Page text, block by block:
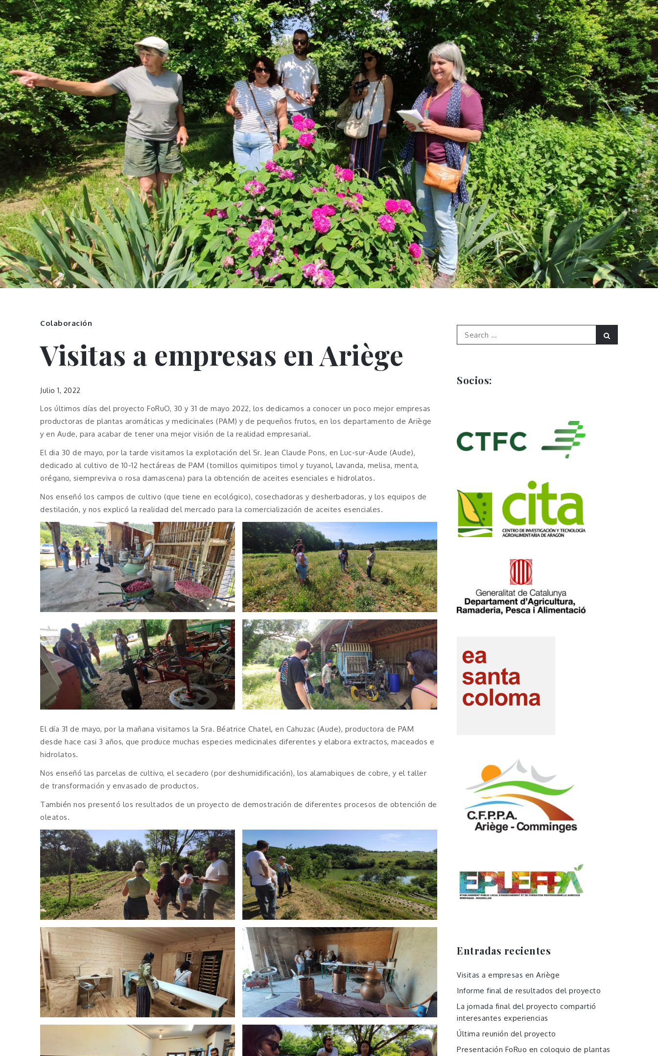
Colaboración
Visitas a empresas en Ariège
Julio 1, 2022
Los últimos días del proyecto FoRuO, 30 y 31 de mayo 2022, los dedicamos a conocer un poco mejor empresas
productoras de plantas aromáticas y medicinales (PAM) y de pequeños frutos, en los departamento de Ariège
y en Aude, para acabar de tener una mejor visión de la realidad empresarial.
El dia 30 de mayo, por la tarde visitamos la explotación del Sr. Jean Claude Pons, en Luc-sur-Aude (Aude),
dedicado al cultivo de 10-12 hectáreas de PAM (tomillos quimitipos timol y tuyanol, lavanda, melisa, menta,
orégano, siempreviva o rosa damascena) para la obtención de aceites esenciales e hidrolatos.
Nos enseñó los campos de cultivo (que tiene en ecológico), cosechadoras y desherbadoras, y los equipos de
destilación, y nos explicó la realidad del mercado para la comercialización de aceites esenciales.
El día 31 de mayo, por la mañana visitamos la Sra. Béatrice Chatel, en Cahuzac (Aude), productora de PAM
desde hace casi 3 años, que produce muchas especies medicinales diferentes y elabora extractos, maceados e
hidrolatos.
Nos enseñó las parcelas de cultivo, el secadero (por deshumidificación), los alamabiques de cobre, y el taller
de transformación y envasado de productos.
También nos presentó los resultados de un proyecto de demostración de diferentes procesos de obtención de
oleatos.
Search
for:
Socios:
Entradas recientes
Visitas a empresas en Ariège
Informe final de resultados del proyecto
La jornada final del proyecto compartió
interesantes experiencias
Última reunión del proyecto
Presentación FoRuo en coloquio de plantas